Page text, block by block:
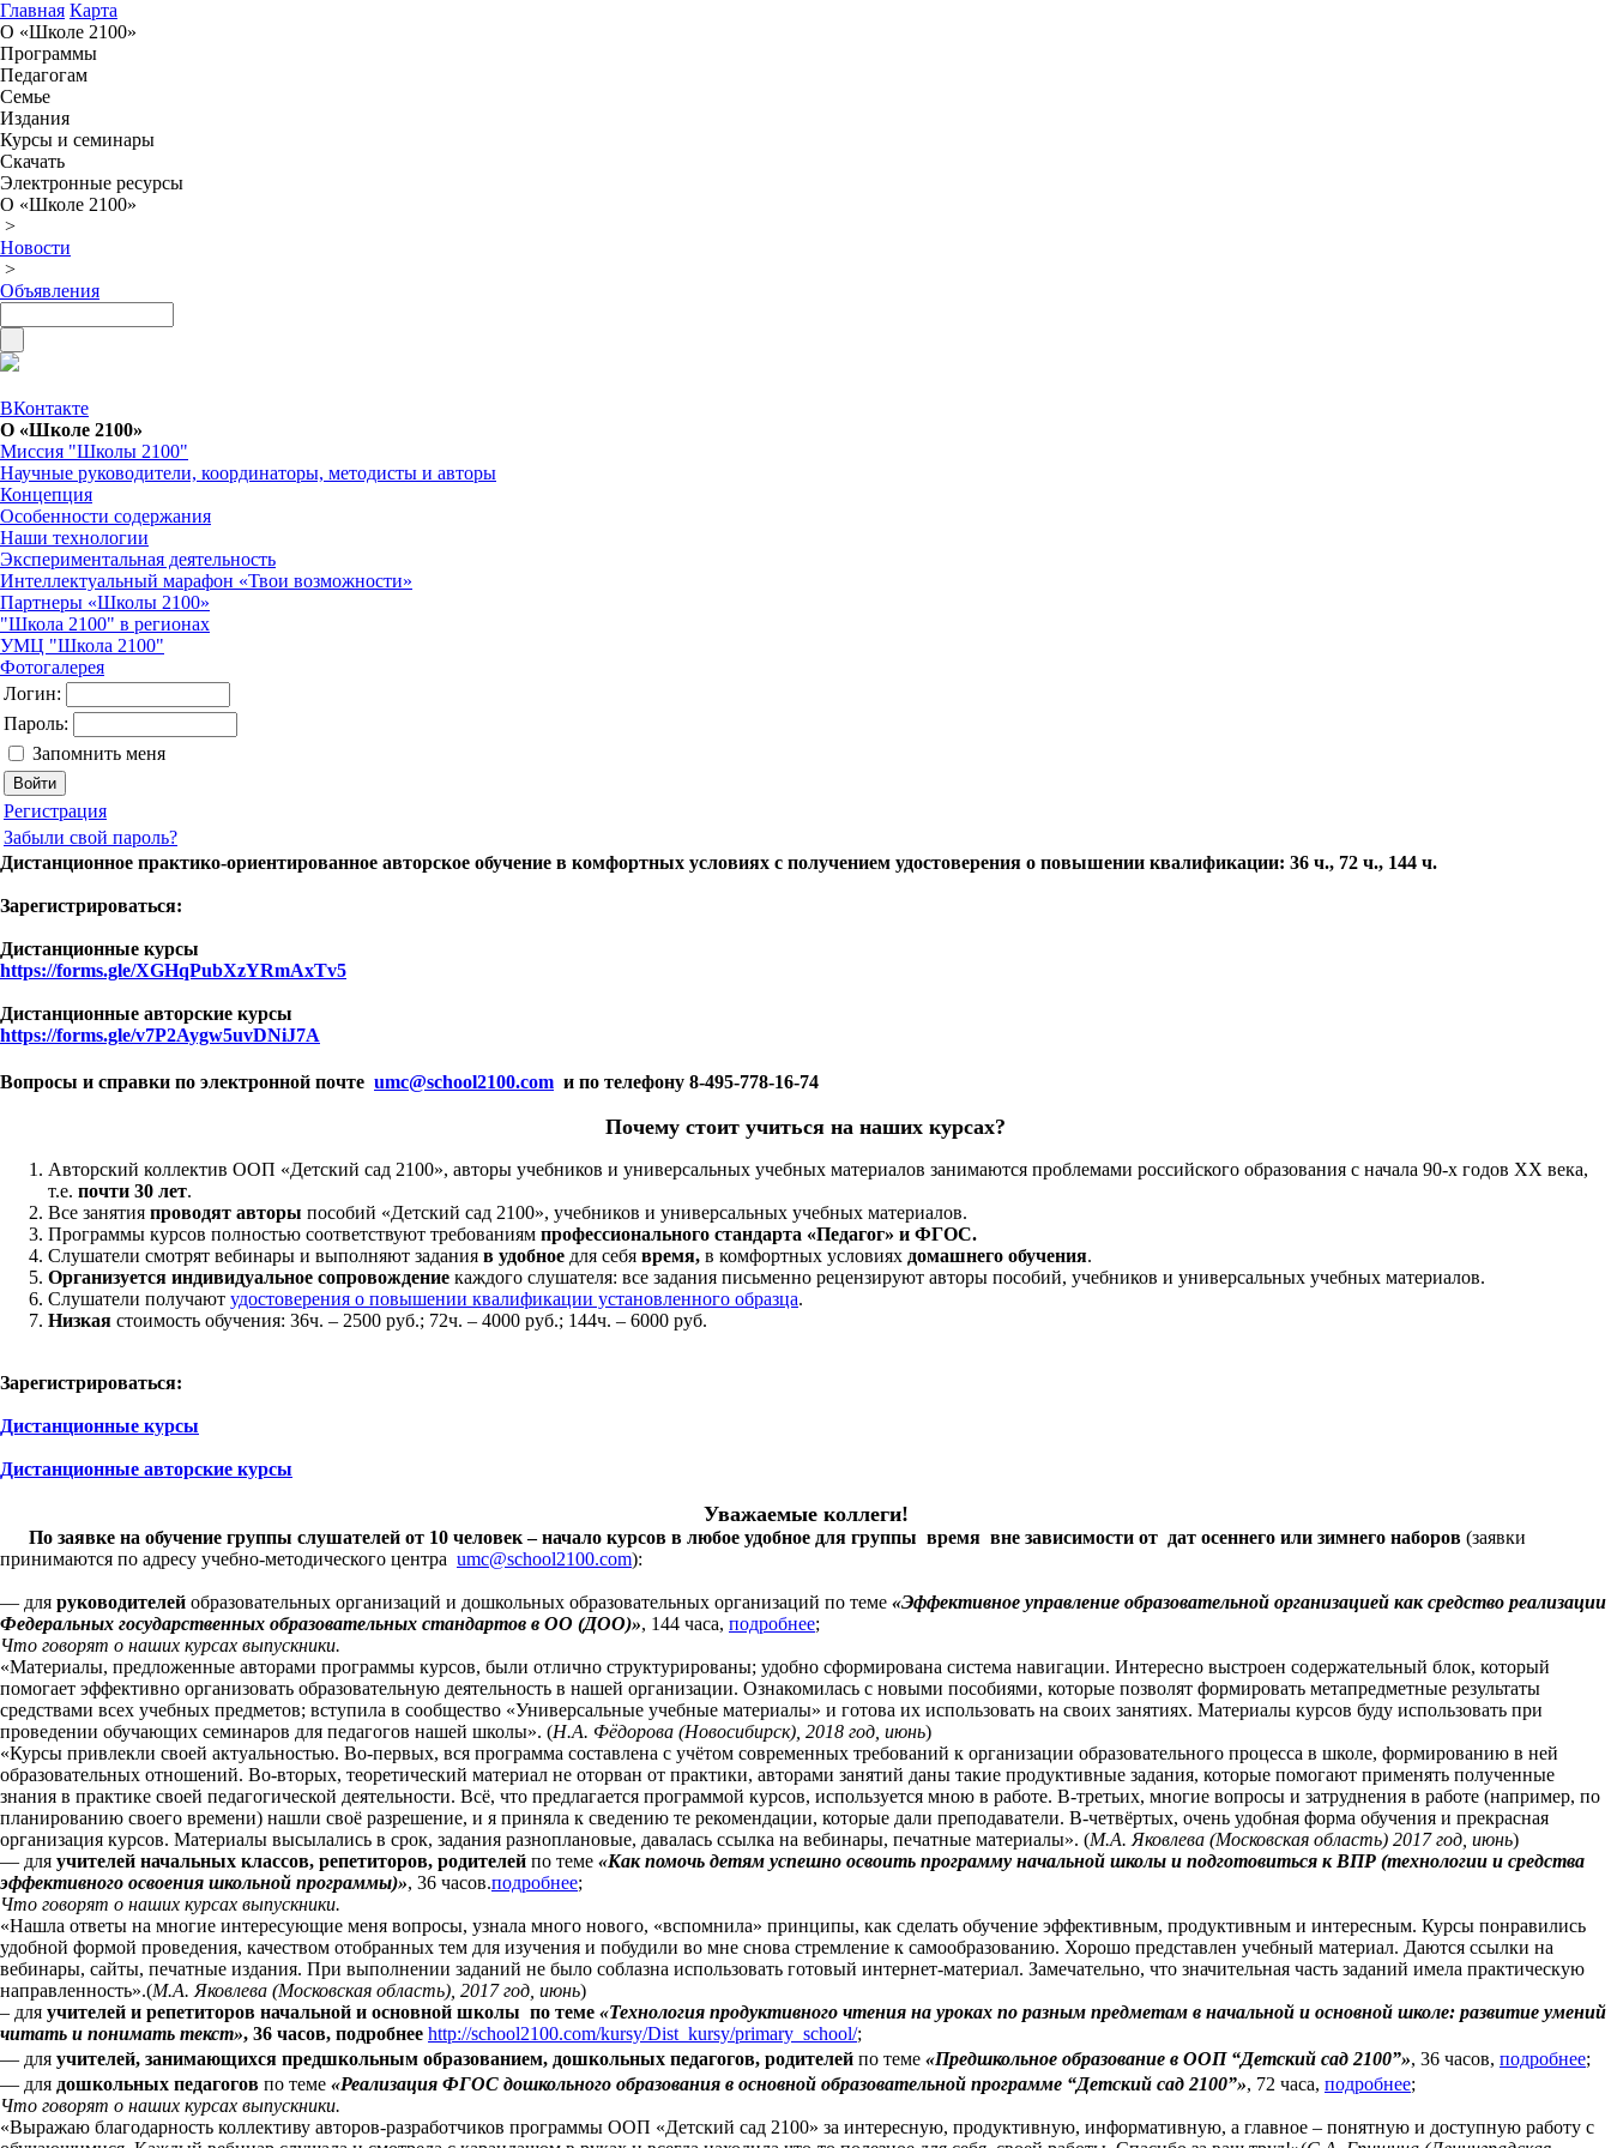
Главная Карта
О «Школе 2100»
Программы
Педагогам
Семье
Издания
Курсы и семинары
Скачать
Электронные ресурсы
О «Школе 2100»
>
Новости
>
Объявления
ВКонтакте
О «Школе 2100»
Миссия "Школы 2100"
Научные руководители, координаторы, методисты и авторы
Концепция
Особенности содержания
Наши технологии
Экспериментальная деятельность
Интеллектуальный марафон «Твои возможности»
Партнеры «Школы 2100»
"Школа 2100" в регионах
УМЦ "Школа 2100"
Фотогалерея
Логин:
Пароль:
Запомнить меня
Регистрация
Забыли свой пароль?
Дистанционное практико-ориентированное авторское обучение в комфортных условиях с получением удостоверения о повышении квалификации: 36 ч., 72 ч., 144 ч.
Зарегистрироваться:
Дистанционные курсы
https://forms.gle/XGHqPubXzYRmAxTv5
Дистанционные авторские курсы
https://forms.gle/v7P2Aygw5uvDNiJ7A
Вопросы и справки по электронной почте umc@school2100.com и по телефону 8-495-778-16-74
Почему стоит учиться на наших курсах?
Авторский коллектив ООП «Детский сад 2100», авторы учебников и универсальных учебных материалов занимаются проблемами российского образования с начала 90-х годов XX века,
т.е. почти 30 лет.
Все занятия проводят авторы пособий «Детский сад 2100», учебников и универсальных учебных материалов.
Программы курсов полностью соответствуют требованиям профессионального стандарта «Педагог» и ФГОС.
Слушатели смотрят вебинары и выполняют задания в удобное для себя время, в комфортных условиях домашнего обучения.
Организуется индивидуальное сопровождение каждого слушателя: все задания письменно рецензируют авторы пособий, учебников и универсальных учебных материалов.
Слушатели получают удостоверения о повышении квалификации установленного образца.
Низкая стоимость обучения: 36ч. – 2500 руб.; 72ч. – 4000 руб.; 144ч. – 6000 руб.
Зарегистрироваться:
Дистанционные курсы
Дистанционные авторские курсы
Уважаемые коллеги!
По заявке на обучение группы слушателей от 10 человек – начало курсов в любое удобное для группы время вне зависимости от дат осеннего или зимнего наборов (заявки
принимаются по адресу учебно-методического центра umc@school2100.com):
— для руководителей образовательных организаций и дошкольных образовательных организаций по теме «Эффективное управление образовательной организацией как средство реализации
Федеральных государственных образовательных стандартов в ОО (ДОО)», 144 часа, подробнее;
Что говорят о наших курсах выпускники.
«Материалы, предложенные авторами программы курсов, были отлично структурированы; удобно сформирована система навигации. Интересно выстроен содержательный блок, который
помогает эффективно организовать образовательную деятельность в нашей организации. Ознакомилась с новыми пособиями, которые позволят формировать метапредметные результаты
средствами всех учебных предметов; вступила в сообщество «Универсальные учебные материалы» и готова их использовать на своих занятиях. Материалы курсов буду использовать при
проведении обучающих семинаров для педагогов нашей школы». (Н.А. Фёдорова (Новосибирск), 2018 год, июнь)
«Курсы привлекли своей актуальностью. Во-первых, вся программа составлена с учётом современных требований к организации образовательного процесса в школе, формированию в ней
образовательных отношений. Во-вторых, теоретический материал не оторван от практики, авторами занятий даны такие продуктивные задания, которые помогают применять полученные
знания в практике своей педагогической деятельности. Всё, что предлагается программой курсов, используется мною в работе. В-третьих, многие вопросы и затруднения в работе (например, по
планированию своего времени) нашли своё разрешение, и я приняла к сведению те рекомендации, которые дали преподаватели. В-четвёртых, очень удобная форма обучения и прекрасная
организация курсов. Материалы высылались в срок, задания разноплановые, давалась ссылка на вебинары, печатные материалы». (М.А. Яковлева (Московская область) 2017 год, июнь)
— для учителей начальных классов, репетиторов, родителей по теме «Как помочь детям успешно освоить программу начальной школы и подготовиться к ВПР (технологии и средства
эффективного освоения школьной программы)», 36 часов.подробнее;
Что говорят о наших курсах выпускники.
«Нашла ответы на многие интересующие меня вопросы, узнала много нового, «вспомнила» принципы, как сделать обучение эффективным, продуктивным и интересным. Курсы понравились
удобной формой проведения, качеством отобранных тем для изучения и побудили во мне снова стремление к самообразованию. Хорошо представлен учебный материал. Даются ссылки на
вебинары, сайты, печатные издания. При выполнении заданий не было соблазна использовать готовый интернет-материал. Замечательно, что значительная часть заданий имела практическую
направленность».(М.А. Яковлева (Московская область), 2017 год, июнь)
– для учителей и репетиторов начальной и основной школы по теме «Технология продуктивного чтения на уроках по разным предметам в начальной и основной школе: развитие умений
читать и понимать текст», 36 часов, подробнее http://school2100.com/kursy/Dist_kursy/primary_school/;
— для учителей, занимающихся предшкольным образованием, дошкольных педагогов, родителей по теме «Предшкольное образование в ООП “Детский сад 2100”», 36 часов, подробнее;
— для дошкольных педагогов по теме «Реализация ФГОС дошкольного образования в основной образовательной программе “Детский сад 2100”», 72 часа, подробнее;
Что говорят о наших курсах выпускники.
«Выражаю благодарность коллективу авторов-разработчиков программы ООП «Детский сад 2100» за интересную, продуктивную, информативную, а главное – понятную и доступную работу с